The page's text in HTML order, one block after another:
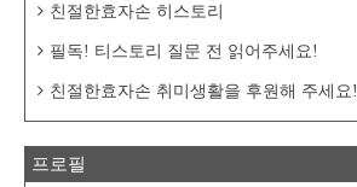
친절한효자손 히스토리
필독! 티스토리 질문 전 읽어주세요!
친절한효자손 취미생활을 후원해 주세요!
프로필